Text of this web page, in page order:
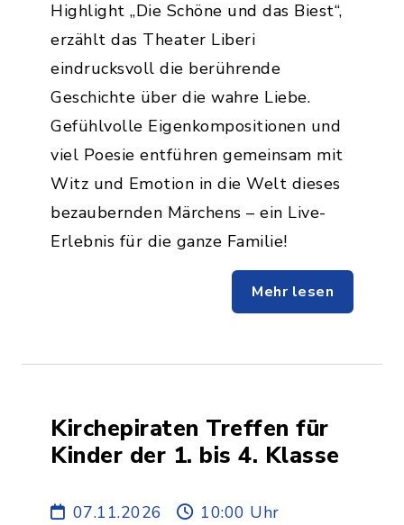
Highlight „Die Schöne und das Biest“,
erzählt das Theater Liberi
eindrucksvoll die berührende
Geschichte über die wahre Liebe.
Gefühlvolle Eigenkompositionen und
viel Poesie entführen gemeinsam mit
Witz und Emotion in die Welt dieses
bezaubernden Märchens – ein Live-
Erlebnis für die ganze Familie!
Mehr lesen
Kirchepiraten Treffen für
Kinder der 1. bis 4. Klasse
07.11.2026
10:00 Uhr